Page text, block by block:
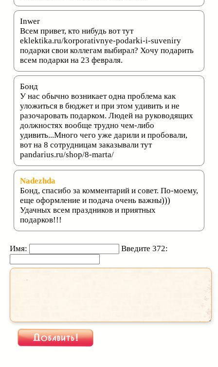
Inwer
Всем привет, кто нибудь вот тут
eklektika.ru/korporativnye-podarki-i-suveniry
подарки свои коллегам выбирал? Хочу подарить
всем подарки на 23 февраля.
Бонд
У нас обычно возникает одна проблема как
уложиться в бюджет и при этом удивить и не
разочаровать подарком. Людей на руководящих
должностях вообще трудно чем-либо
удивить...Много чего уже дарили и пробовали,
вот на 8 сотрудницам заказывали тут
pandarius.ru/shop/8-marta/
Nadezhda
Бонд, спасибо за комментарий и совет. По-моему,
еще оформление и подача очень важны)))
Удачных всем праздников и приятных
подарков!!!
Имя: Введите 372: